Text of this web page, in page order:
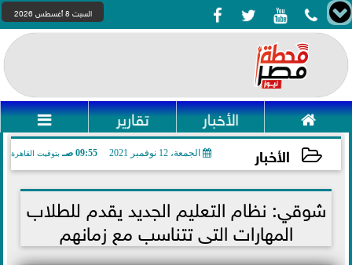
    السبت 8 أغسطس 2026
 الأخبار تقارير 
الأخبار الجمعة، 12 نوفمبر 2021 09:55 صـ بتوقيت القاهرة
2021-11-12 09:55:12
شوقي: نظام التعليم الجديد يقدم للطلاب
المهارات التى تتناسب مع زمانهم